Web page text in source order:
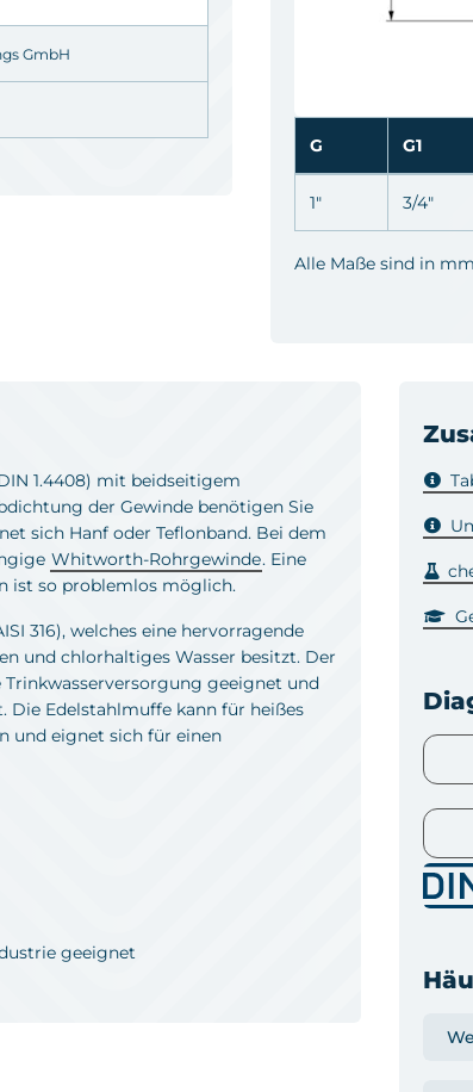
1.4408) mit beidseitigem
der Gewinde benötigen Sie
sich Hanf oder Teflonband. Bei dem
Whitworth-Rohrgewinde. Eine
ist so problemlos möglich.
316), welches eine hervorragende
und chlorhaltiges Wasser besitzt. Der
geeignet und
Edelstahlmuffe kann für heißes
und eignet sich für einen
geeignet
GmbH
G G1
1" 3/4"
Alle Maße sind in